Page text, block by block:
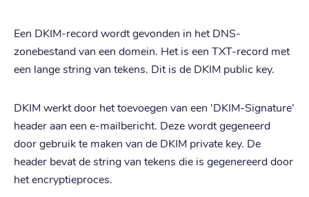
Een DKIM-record wordt gevonden in het DNS-
zonebestand van een domein. Het is een TXT-record met
een lange string van tekens. Dit is de DKIM public key.
DKIM werkt door het toevoegen van een 'DKIM-Signature'
header aan een e-mailbericht. Deze wordt gegeneerd
door gebruik te maken van de DKIM private key. De
header bevat de string van tekens die is gegenereerd door
het encryptieproces.